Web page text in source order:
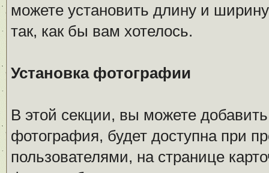
можете установить длину и
так, как бы вам хотелось.
Установка фотографии
В этой секции, вы можете
фотография, будет доступна при
пользователями, на странице